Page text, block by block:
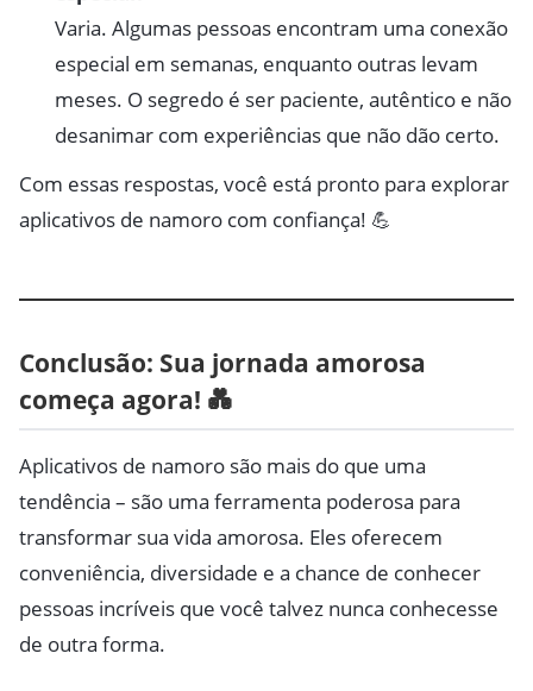
Varia. Algumas pessoas encontram uma conexão
especial em semanas, enquanto outras levam
meses. O segredo é ser paciente, autêntico e não
desanimar com experiências que não dão certo.
Com essas respostas, você está pronto para explorar
aplicativos de namoro com confiança! 💪
Conclusão: Sua jornada amorosa
começa agora! 💑
Aplicativos de namoro são mais do que uma
tendência – são uma ferramenta poderosa para
transformar sua vida amorosa. Eles oferecem
conveniência, diversidade e a chance de conhecer
pessoas incríveis que você talvez nunca conhecesse
de outra forma.